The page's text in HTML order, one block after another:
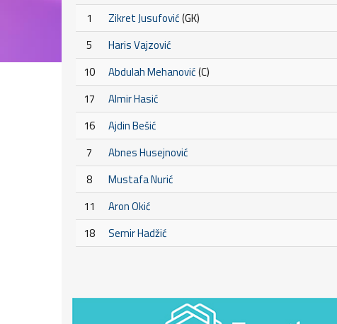
1
Zikret Jusufović(GK)
5
Haris Vajzović
10
Abdulah Mehanović(C)
17
Almir Hasić
16
Ajdin Bešić
7
Abnes Husejnović
8
Mustafa Nurić
11
Aron Okić
18
Semir Hadžić